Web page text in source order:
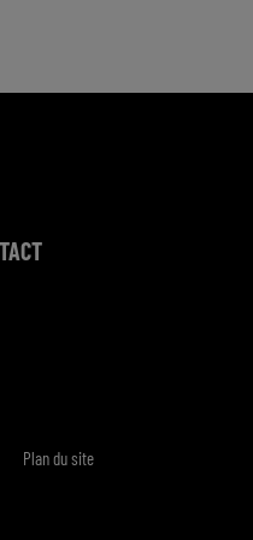
Plan du site